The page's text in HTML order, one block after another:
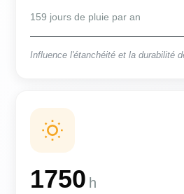
159 jours de pluie par an
Influence l'étanchéité et la durabilité
1750 h